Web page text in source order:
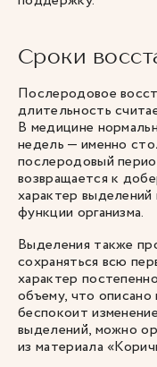
Сроки
Послеродовое
длительность
В медицине
недель — именно
послеродовый
возвращается к
характер выделений
функции организма.
Выделения также
сохраняться всю
характер
объему, что
беспокоит
выделений, можно
из материала «